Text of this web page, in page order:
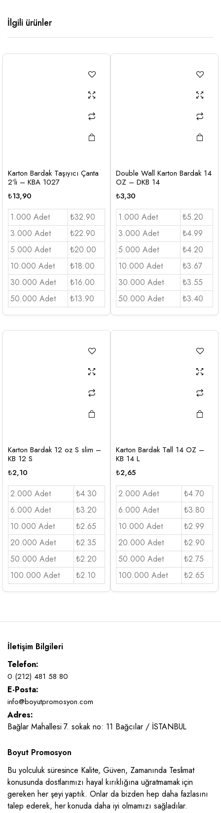
İlgili ürünler
Karton Bardak Taşıyıcı Çanta
2’li – KBA 1027
₺13,90
1.000 Adet
₺32.90
3.000 Adet
₺22.90
5.000 Adet
₺20.00
10.000 Adet
₺18.00
30.000 Adet
₺16.00
50.000 Adet
₺13.90
Double Wall Karton Bardak 14
OZ – DKB 14
₺3,30
1.000 Adet
₺5.20
3.000 Adet
₺4.99
5.000 Adet
₺4.20
10.000 Adet
₺3.67
30.000 Adet
₺3.55
50.000 Adet
₺3.40
Karton Bardak 12 oz S slim –
KB 12 S
₺2,10
2.000 Adet
₺4.30
6.000 Adet
₺3.20
10.000 Adet
₺2.65
20.000 Adet
₺2.35
50.000 Adet
₺2.20
100.000 Adet
₺2.10
Karton Bardak Tall 14 OZ –
KB 14 L
₺2,65
2.000 Adet
₺4.70
6.000 Adet
₺3.80
10.000 Adet
₺2.99
20.000 Adet
₺2.90
50.000 Adet
₺2.75
100.000 Adet
₺2.65
İletişim Bilgileri
Telefon:
0 (212) 481 58 80
E-Posta:
info@boyutpromosyon.com
Adres:
Bağlar Mahallesi 7. sokak no: 11 Bağcılar / İSTANBUL
Boyut Promosyon
Bu yolculuk süresince Kalite, Güven, Zamanında Teslimat
konusunda dostlarımızı hayal kırıklığına uğratmamak için
gereken her şeyi yaptık. Onlar da bizden hep daha fazlasını
talep ederek, her konuda daha iyi olmamızı sağladılar.